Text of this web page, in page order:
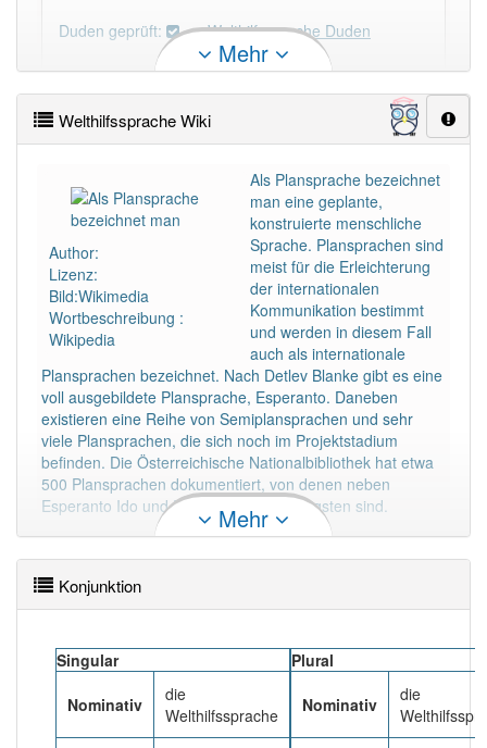
Duden geprüft: Welthilfssprache Duden
PowerIndex:2
Häufigkeit: 2 von 10
Wörter mit Endung -welthilfssprache: 1
Wörter mit Endung -welthilfsspracheaber mit einem
anderen Artikel
94% unserer Spielapp-Nutzer haben den Artikel
korrekt erraten.
Mehr
Welthilfssprache Wiki
Author:
Lizenz:
Bild:Wikimedia
Wortbeschreibung :
Wikipedia
Als Plansprache bezeichnet
man eine geplante,
konstruierte menschliche
Sprache. Plansprachen sind
meist für die Erleichterung
der internationalen
Kommunikation bestimmt
und werden in diesem Fall
auch als internationale
Plansprachen bezeichnet. Nach Detlev Blanke gibt es eine
voll ausgebildete Plansprache, Esperanto. Daneben
existieren eine Reihe von Semiplansprachen und sehr
viele Plansprachen, die sich noch im Projektstadium
befinden. Die Österreichische Nationalbibliothek hat etwa
500 Plansprachen dokumentiert, von denen neben
Esperanto Ido und Interlingua die wichtigsten sind.
Mehr lesen
Mehr
Konjunktion
Singular
Nominativ
die
Welthilfssprache
Plural
Nominativ
die